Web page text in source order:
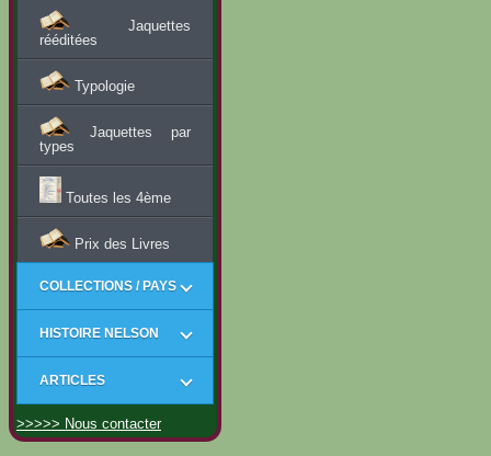
Jaquettes
rééditées
Typologie
Jaquettes par
types
Toutes les 4ème
Prix des Livres
COLLECTIONS / PAYS
HISTOIRE NELSON
ARTICLES
>>>>> Nous contacter